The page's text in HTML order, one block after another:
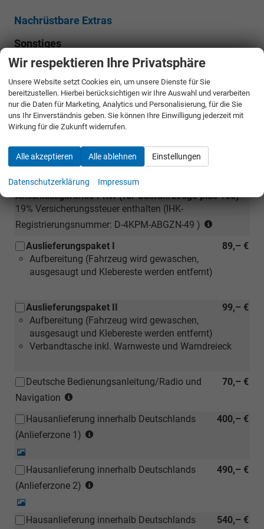
Nachrüstbare Extras
Sonstiges
12 Monate MultiPart Neuwagen-
19% Versicherungssteuer enthalten (IHK-
Registrierungsnummer: D-4KPM-ABGZN-49 )
24 Monate MultiPart Neuwagen-
19% Versicherungssteuer enthalten (IHK-
Registrierungsnummer: D-4KPM-ABGZN-49 )
36 Monate MultiPart Neuwagen-
Anschlussgarantie PKW (für Gasfahrzeuge plus 160)
19% Versicherungssteuer enthalten (IHK-
Registrierungsnummer: D-4KPM-ABGZN-49 )
Neuwagen)
89,– €
Auslieferungspaket I
Aufbereitung (Fahrzeug wird gewaschen,
ausgesaugt und Klebereste werden entfernt)
99,– €
Auslieferungspaket II
Aufbereitung (Fahrzeug wird gewaschen,
ausgesaugt und Klebereste werden entfernt)
Verbandtasche inkl. Warnweste und Warndreieck
70,– €
Deutsche Bedienungsanleitung/Radio und
Navigation
auch
bei
Händler
kostengünstiger
400,– €
Hausanlieferung innerhalb Deutschlands
(Anlieferzone 1)
(ausgenommen
490,– €
Hausanlieferung innerhalb Deutschlands
(Anlieferzone 2)
(ausgenommen
540,– €
Hausanlieferung innerhalb Deutschlands
Wir respektieren Ihre Privatsphäre
Unsere Website setzt Cookies ein, um unsere Dienste für Sie
bereitzustellen. Hierbei berücksichtigen wir Ihre Auswahl und verarbeiten
nur die Daten für Marketing, Analytics und Personalisierung, für die Sie
uns Ihr Einverständnis geben. Sie können Ihre Einwilligung jederzeit mit
Wirkung für die Zukunft widerrufen.
Alle akzeptieren Alle ablehnen Einstellungen
Datenschutzerklärung Impressum